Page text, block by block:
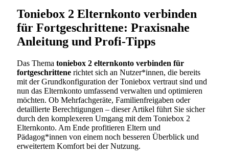
Toniebox 2 Elternkonto verbinden
für Fortgeschrittene: Praxisnahe
Anleitung und Profi-Tipps
Das Thema toniebox 2 elternkonto verbinden für
fortgeschrittene richtet sich an Nutzer*innen, die bereits
mit der Grundkonfiguration der Toniebox vertraut sind und
nun das Elternkonto umfassend verwalten und optimieren
möchten. Ob Mehrfachgeräte, Familienfreigaben oder
detaillierte Berechtigungen – dieser Artikel führt Sie sicher
durch den komplexeren Umgang mit dem Toniebox 2
Elternkonto. Am Ende profitieren Eltern und
Pädagog*innen von einem noch besseren Überblick und
erweitertem Komfort bei der Nutzung.